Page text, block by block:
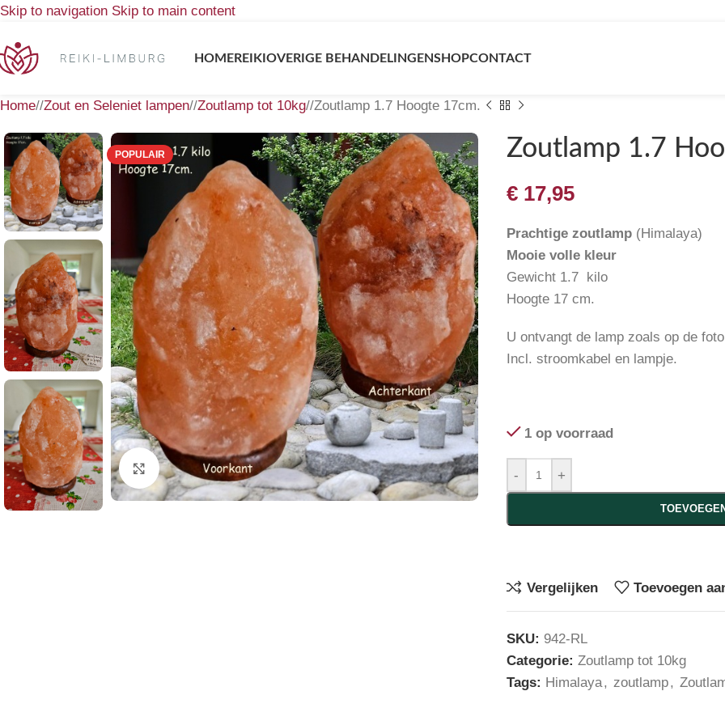
Skip to navigation Skip to main content
HOMEREIKIOVERIGE BEHANDELINGENSHOPCONTACT
Home/ Zout en Seleniet lampen/ Zoutlamp tot 10kg/ Zoutlamp 1.7 Hoogte 17cm.
POPULAIR
Klik om te vergroten
Zoutlamp 1.7
€17,95
Prachtige zoutlamp(Himalaya)
Mooie volle kleur
Gewicht 1.7 kilo
Hoogte 17 cm.
U ontvangt de lamp zoals op de
Incl. stroomkabel en lampje.
1 op voorraad
- +
Vergelijken Toevoegen
SKU: 942-RL
Categorie: Zoutlamp tot 10kg
Tags: Himalaya, zoutlamp,